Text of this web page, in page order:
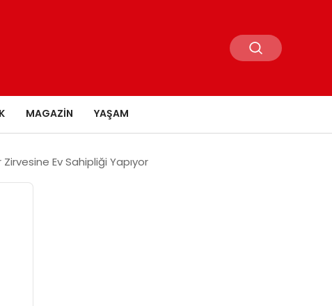
MAGAZIN YAŞAM
Ev Sahipliği Yapıyor